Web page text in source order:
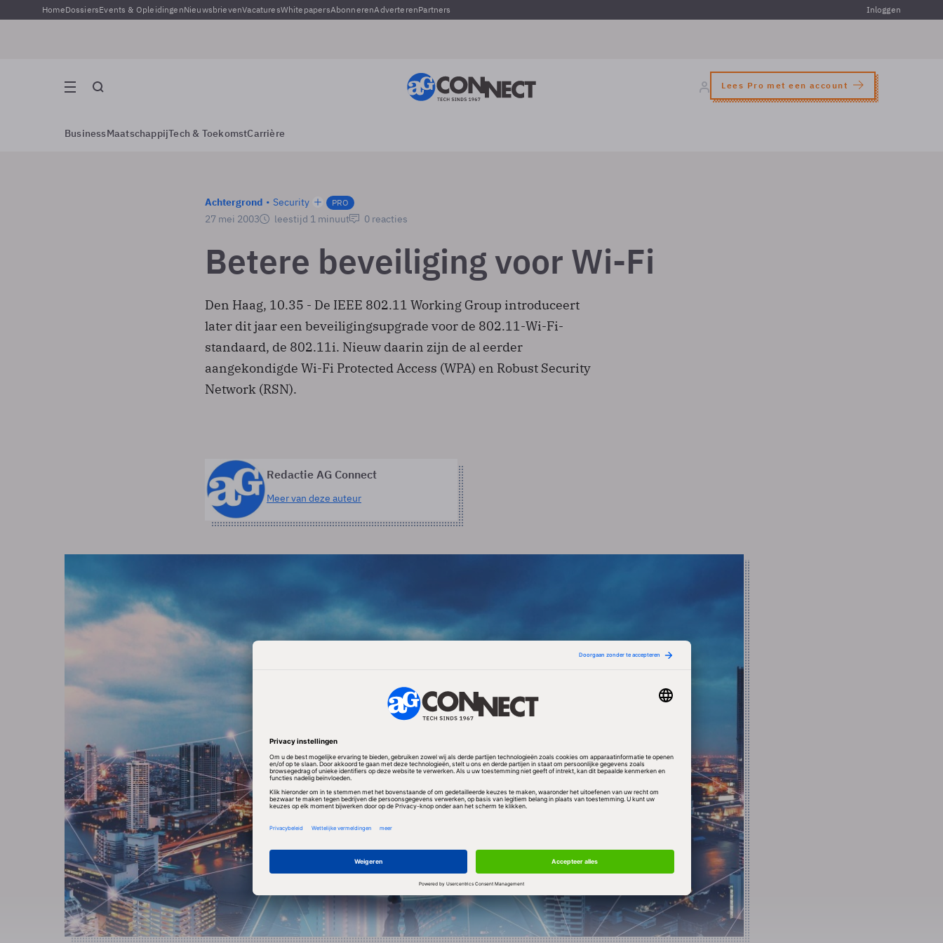
HomeDossiersEvents & OpleidingenNieuwsbrievenVacaturesWhitepapersAbonnerenAdverterenPartners Inloggen
Lees Pro met een account
BusinessMaatschappijTech & ToekomstCarrière
Achtergrond Security PRO
27 mei 2003 leestijd 1 minuut 0 reacties
Betere beveiliging voor Wi-Fi
Den Haag, 10.35 - De IEEE 802.11 Working Group introduceert
later dit jaar een beveiligingsupgrade voor de 802.11-Wi-Fi-
standaard, de 802.11i. Nieuw daarin zijn de al eerder
aangekondigde Wi-Fi Protected Access (WPA) en Robust Security
Network (RSN).
Redactie AG Connect
Meer van deze auteur